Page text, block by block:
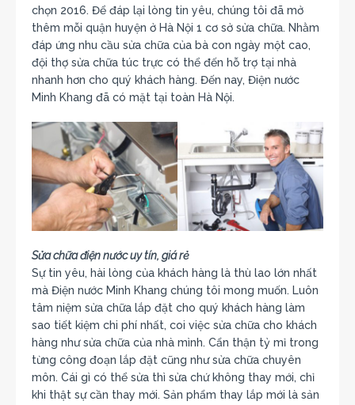
chọn 2016. Để đáp lại lòng tin yêu, chúng tôi đã mở
thêm mỗi quận huyện ở Hà Nội 1 cơ sở sửa chữa. Nhằm
đáp ứng nhu cầu sửa chữa của bà con ngày một cao,
đội thợ sửa chữa túc trực có thể đến hỗ trợ tại nhà
nhanh hơn cho quý khách hàng. Đến nay, Điện nước
Minh Khang đã có mặt tại toàn Hà Nội.
Sửa chữa điện nước uy tín, giá rẻ
Sự tin yêu, hài lòng của khách hàng là thù lao lớn nhất
mà Điện nước Minh Khang chúng tôi mong muốn. Luôn
tâm niệm sửa chữa lắp đặt cho quý khách hàng làm
sao tiết kiệm chi phí nhất, coi việc sửa chữa cho khách
hàng như sửa chữa của nhà mình. Cẩn thận tỷ mỉ trong
từng công đoạn lắp đặt cũng như sửa chữa chuyên
môn. Cái gì có thể sửa thì sửa chứ không thay mới, chỉ
khi thật sự cần thay mới. Sản phẩm thay lắp mới là sản